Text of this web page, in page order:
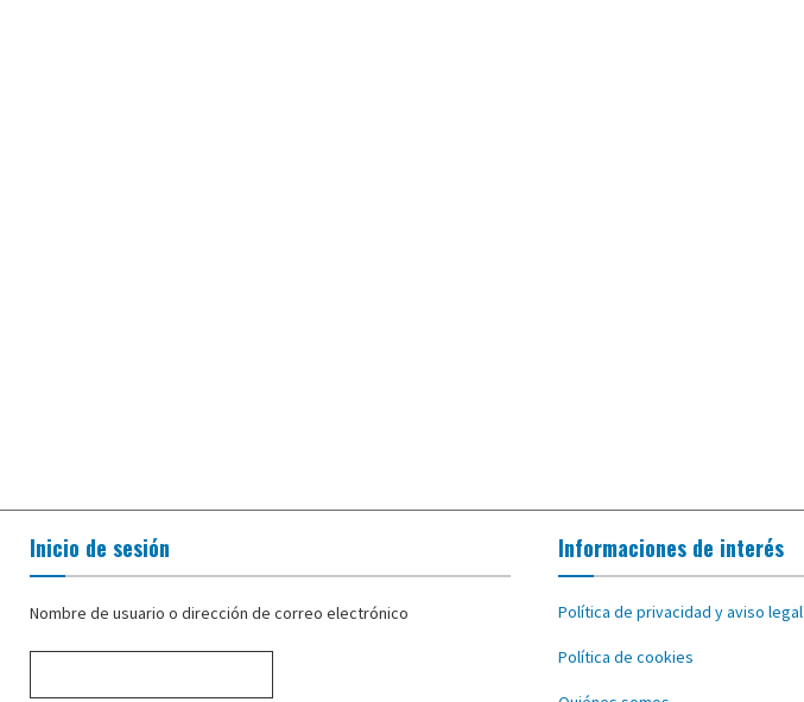
Inicio de sesión
Nombre de usuario o dirección de correo electrónico
Informaciones de interés
Política de privacidad y aviso legal
Política de cookies